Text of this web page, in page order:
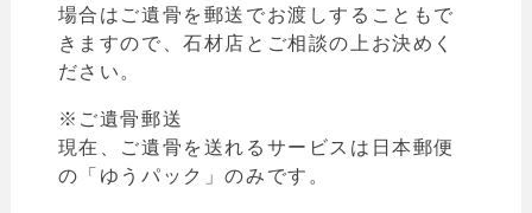
場合はご遺骨を郵送でお渡しすることもで
きますので、石材店とご相談の上お決めく
ださい。
※ご遺骨郵送
現在、ご遺骨を送れるサービスは日本郵便
の「 ゆうパック 」のみです。